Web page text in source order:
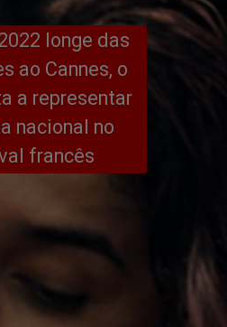
longe das
ao Cannes, o
a representar
nacional no
francês